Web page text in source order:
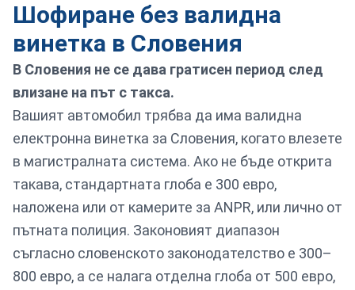
Шофиране без валидна
винетка в Словения
В Словения не се дава гратисен период след
влизане на път с такса.
Вашият автомобил трябва да има валидна
електронна винетка за Словения, когато влезете
в магистралната система. Ако не бъде открита
такава, стандартната глоба е 300 евро,
наложена или от камерите за ANPR, или лично от
пътната полиция. Законовият диапазон
съгласно словенското законодателство е 300–
800 евро, а се налага отделна глоба от 500 евро,